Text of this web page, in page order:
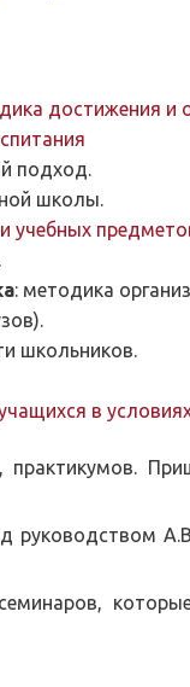
достижения и
подход.
школы.
учебных
: методика
школьников.
в